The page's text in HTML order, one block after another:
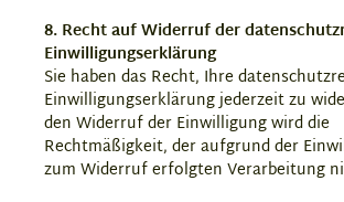
8. Recht auf Widerruf der
Einwilligungserklärung
Sie haben das Recht, Ihre
Einwilligungserklärung jederzeit zu
den Widerruf der Einwilligung wird die
Rechtmäßigkeit, der aufgrund der
zum Widerruf erfolgten Verarbeitung